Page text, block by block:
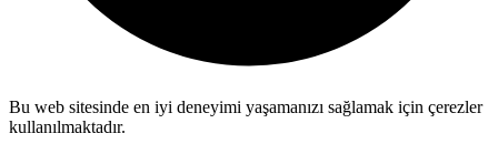
Bu web sitesinde en iyi deneyimi yaşamanızı sağlamak için çerezler
kullanılmaktadır.